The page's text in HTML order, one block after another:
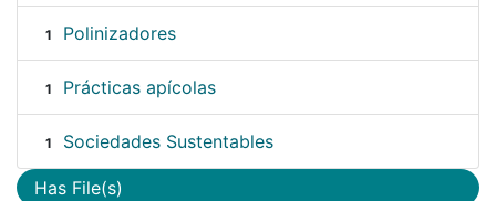
1 Polinizadores
1 Prácticas apícolas
1 Sociedades Sustentables
Has File(s)